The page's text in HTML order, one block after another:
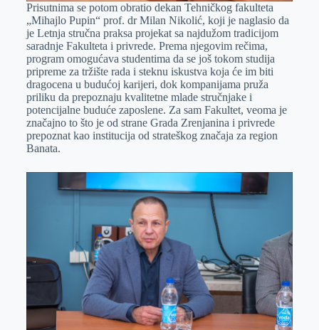
Prisutnima se potom obratio dekan Tehničkog fakulteta
„Mihajlo Pupin“ prof. dr Milan Nikolić, koji je naglasio da
je Letnja stručna praksa projekat sa najdužom tradicijom
saradnje Fakulteta i privrede. Prema njegovim rečima,
program omogućava studentima da se još tokom studija
pripreme za tržište rada i steknu iskustva koja će im biti
dragocena u budućoj karijeri, dok kompanijama pruža
priliku da prepoznaju kvalitetne mlade stručnjake i
potencijalne buduće zaposlene. Za sam Fakultet, veoma je
značajno to što je od strane Grada Zrenjanina i privrede
prepoznat kao institucija od strateškog značaja za region
Banata.